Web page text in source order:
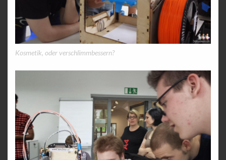
Kosmetik, oder verschlimmbessern?